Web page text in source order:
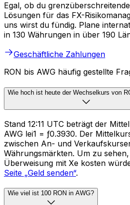
Egal, ob du
Lösungen für das FX-
uns wirst du fündig. Plane
in 130 Währungen in über 190
Geschäftliche Zahlungen
RON bis AWG häufig gestellte
Wie hoch ist heute der Wechselkurs von
Stand 12:11 UTC beträgt der
AWG lei1 = ƒ0.3930. Der
zwischen An- und
Währungsmärkten. Um zu
Überweisung mit Xe kosten
Seite „Geld senden“.
Wie viel ist 100 RON in AWG?